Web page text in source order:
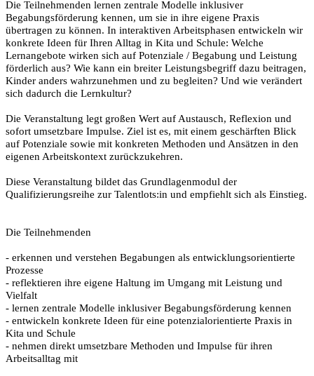
Die Teilnehmenden lernen zentrale Modelle inklusiver
Begabungsförderung kennen, um sie in ihre eigene Praxis
übertragen zu können. In interaktiven Arbeitsphasen entwickeln wir
konkrete Ideen für Ihren Alltag in Kita und Schule: Welche
Lernangebote wirken sich auf Potenziale / Begabung und Leistung
förderlich aus? Wie kann ein breiter Leistungsbegriff dazu beitragen,
Kinder anders wahrzunehmen und zu begleiten? Und wie verändert
sich dadurch die Lernkultur?
Die Veranstaltung legt großen Wert auf Austausch, Reflexion und
sofort umsetzbare Impulse. Ziel ist es, mit einem geschärften Blick
auf Potenziale sowie mit konkreten Methoden und Ansätzen in den
eigenen Arbeitskontext zurückzukehren.
Diese Veranstaltung bildet das Grundlagenmodul der
Qualifizierungsreihe zur Talentlots:in und empfiehlt sich als Einstieg.
Die Teilnehmenden
- erkennen und verstehen Begabungen als entwicklungsorientierte
Prozesse
- reflektieren ihre eigene Haltung im Umgang mit Leistung und
Vielfalt
- lernen zentrale Modelle inklusiver Begabungsförderung kennen
- entwickeln konkrete Ideen für eine potenzialorientierte Praxis in
Kita und Schule
- nehmen direkt umsetzbare Methoden und Impulse für ihren
Arbeitsalltag mit